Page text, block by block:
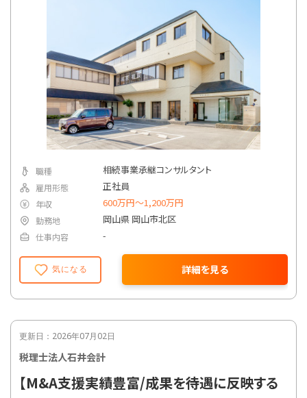
気になる 詳細を見る
職種 相続事業承継コンサルタント
雇用形態 正社員
年収 600万円〜1,200万円
勤務地 岡山県 岡山市北区
仕事内容 -
更新日：2026年07月02日
税理士法人石井会計
【M&A支援実績豊富/成果を待遇に反映する